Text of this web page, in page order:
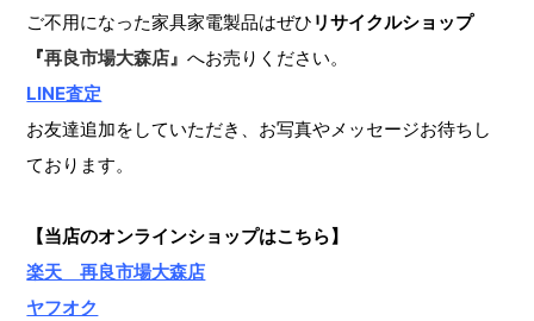
ご不用になった家具家電製品はぜひ リサイクルショップ
『再良市場大森店』へお売りください。
LINE査定
お友達追加をしていただき、お写真やメッセージお待ちし
ております。
【当店のオンラインショップはこちら】
楽天 再良市場大森店
ヤフオク